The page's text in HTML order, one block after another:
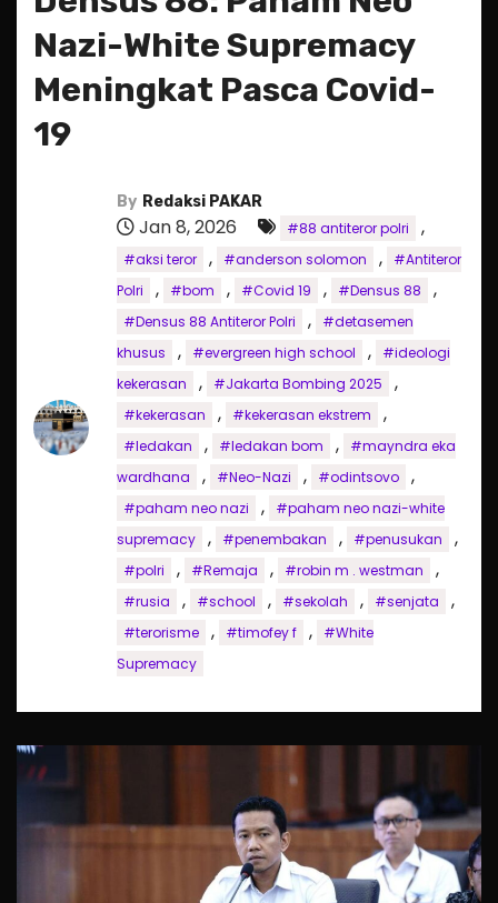
Nazi-White Supremacy
Meningkat Pasca Covid-
19
By Redaksi PAKAR
Jan 8, 2026 #88 antiteror polri ,
#aksi teror , #anderson solomon ,
#Antiteror
Polri
, #bom , #Covid 19 , #Densus 88 ,
#Densus 88 Antiteror Polri ,
#detasemen
khusus
, #evergreen high school ,
#ideologi
kekerasan
, #Jakarta Bombing 2025 ,
#kekerasan , #kekerasan ekstrem ,
#ledakan , #ledakan bom ,
#mayndra eka
wardhana
, #Neo-Nazi , #odintsovo ,
#paham neo nazi ,
#paham neo nazi-white
supremacy
, #penembakan , #penusukan ,
#polri , #Remaja , #robin m . westman ,
#rusia , #school , #sekolah , #senjata ,
#terorisme , #timofey f ,
#White
Supremacy